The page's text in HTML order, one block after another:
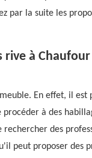
par la suite les
à
En effet, il est
à des
des
peut proposer des